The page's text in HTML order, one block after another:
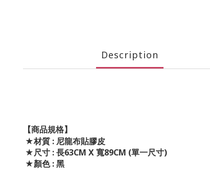
Description
【商品規格】
★材質 : 尼龍布貼膠皮
★尺寸 : 長63CM X 寬89CM (單一尺寸)
★顏色 : 黑